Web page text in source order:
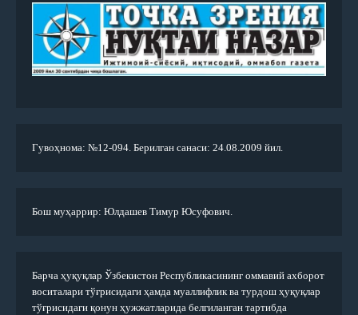
Гувоҳнома: №12-094. Берилган санаси: 24.08.2009 йил.
Бош муҳаррир: Юлдашев Тимур Юсуфович.
Барча ҳуқуқлар Ўзбекистон Республикасининг оммавий ахборот
воситалари тўғрисидаги ҳамда муаллифлик ва турдош ҳуқуқлар
тўғрисидаги қонун ҳужжатларида белгиланган тартибда